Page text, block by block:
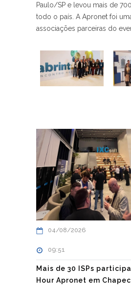
Paulo/SP e levou mais de
todo o país. A Apronet foi
associações parceiras do
04/08/2026
09:51
Mais de 30 ISPs
Hour Apronet em